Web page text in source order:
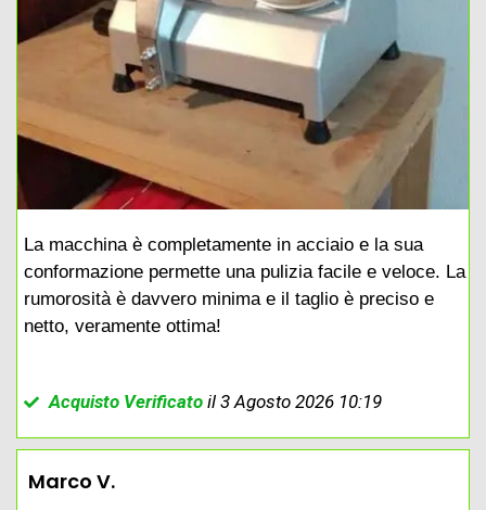
La macchina è completamente in acciaio e la sua
conformazione permette una pulizia facile e veloce. La
rumorosità è davvero minima e il taglio è preciso e
netto, veramente ottima!
Acquisto Verificatoil 3 Agosto 2026 10:19
Marco V.